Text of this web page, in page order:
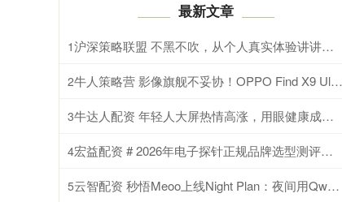
最新文章
1 沪深策略联盟 不黑不吹，从个人真实体验讲讲今年折叠屏到底要怎么选？
2 牛人策略营 影像旗舰不妥协！OPPO Find X9 Ultra性能测试
3 牛达人配资 年轻人大屏热情高涨，用眼健康成大难题？护眼电视选海信小墨E5S Pro就对了
4 宏益配资 # 2026年电子探针正规品牌选型测评指南
5 云智配资 秒悟Meoo上线Night Plan：夜间用Qwen3.7-Max最低2折